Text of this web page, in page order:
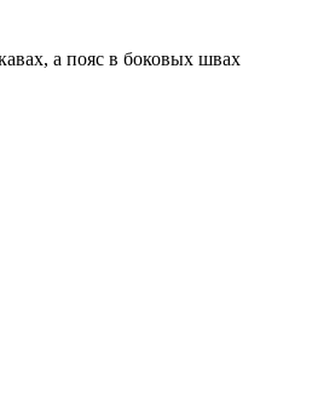
а пояс в боковых швах